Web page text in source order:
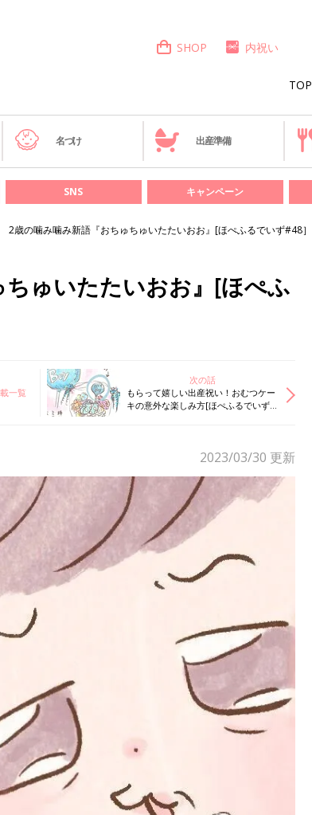
TOP
SHOP 内祝い
名づけ 出産準備
SNS キャンペーン
2歳の噛み噛み新語『おちゅちゅいたたいおお』[ほぺふるでいず#48］
ゅいたたいおお』[ほぺふ
一覧
次の話
もらって嬉しい出産祝い！おむつケー
キの意外な楽しみ方[ほぺふるでいず
2023/03/30 更新